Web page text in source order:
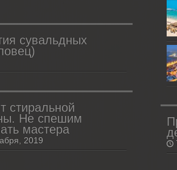
сувальдных
стиральной
Не спешим
мастера
2019